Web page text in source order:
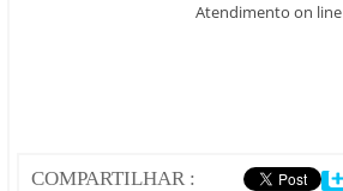
Atendimento on line
COMPARTILHAR :